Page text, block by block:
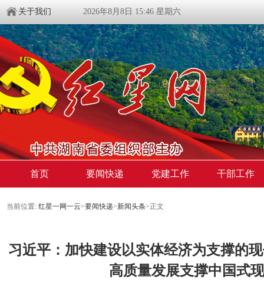
关于我们 2026年8月8日 15:46 星期六
首页 要闻快递 党建工作 干部工作
当前位置: 红星一网一云>要闻快递>新闻头条>正文
习近平：加快建设以实体经济为支撑的
高质量发展支撑中国式